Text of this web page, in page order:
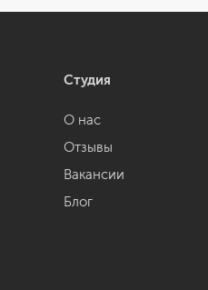
Студия
О нас
Отзывы
Вакансии
Блог